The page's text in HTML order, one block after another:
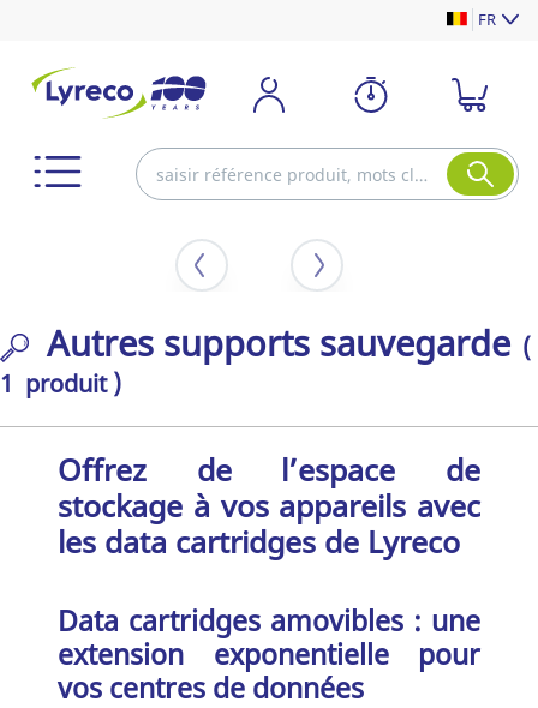
FR
Autres supports sauvegarde (
1 produit )
Offrez de l’espace de
stockage à vos appareils avec
les data cartridges de Lyreco
Data cartridges amovibles : une
extension exponentielle pour
vos centres de données